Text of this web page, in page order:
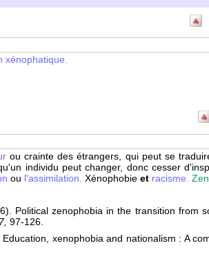
xénophatique.
ou crainte des étrangers, qui peut se
individu peut changer, donc cesser
ou l'assimilation. Xénophobie et racisme.
Political zenophobia in the transition from
97-126.
xenophobia and nationalism : A